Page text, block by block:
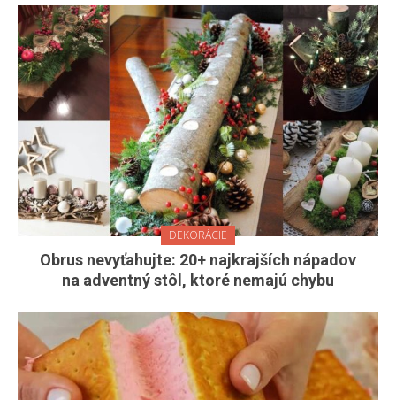
DEKORÁCIE
Obrus nevyťahujte: 20+ najkrajších nápadov
na adventný stôl, ktoré nemajú chybu